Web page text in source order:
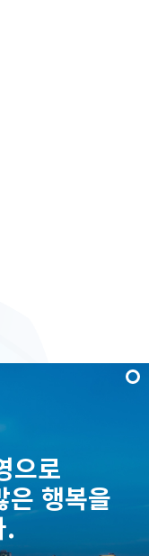
으로
은 행복을
.